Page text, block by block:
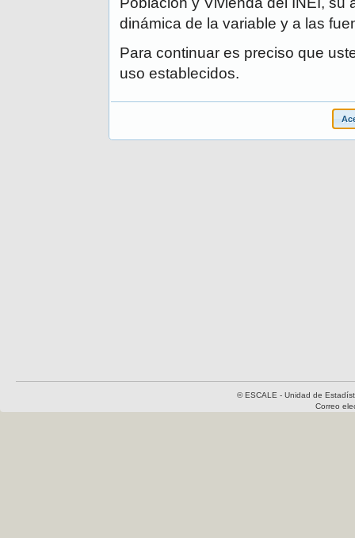
© ESCALE - Unidad de
Correo
dinámica de la variable y a las
Para continuar es preciso que
uso establecidos.